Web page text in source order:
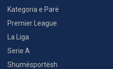
Kategoria e Parë
Premier League
La Liga
Serie A
Shumësportësh